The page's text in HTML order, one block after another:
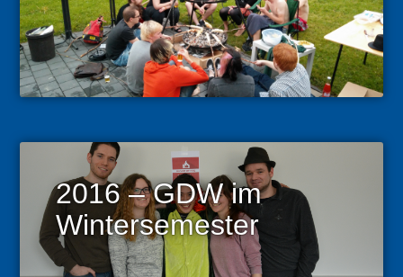
2016 – GDW im
Wintersemester